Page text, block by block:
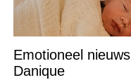
Emotioneel
Danique